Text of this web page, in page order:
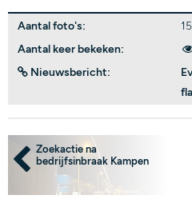
Aantal foto's:
15
Aantal keer bekeken:
Nieuwsbericht:
Zoekactie na
bedrijfsinbraak Kampen